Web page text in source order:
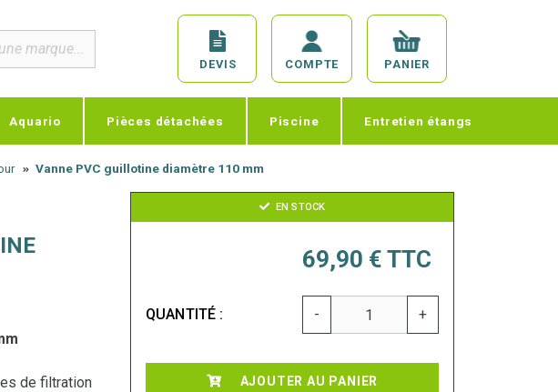
DEVIS COMPTE PANIER
Aquario Pièces détachées Piscine Entretien étangs
Vanne PVC guillotine diamètre 110 mm
de filtration
EN STOCK
69,90 € TTC
QUANTITÉ : - +
AJOUTER AU PANIER